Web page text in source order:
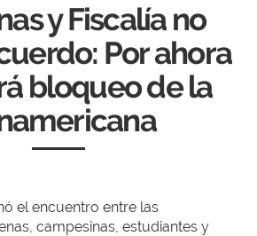
y Fiscalía no
Por ahora
bloqueo de la
el encuentro entre las
campesinas, estudiantes y